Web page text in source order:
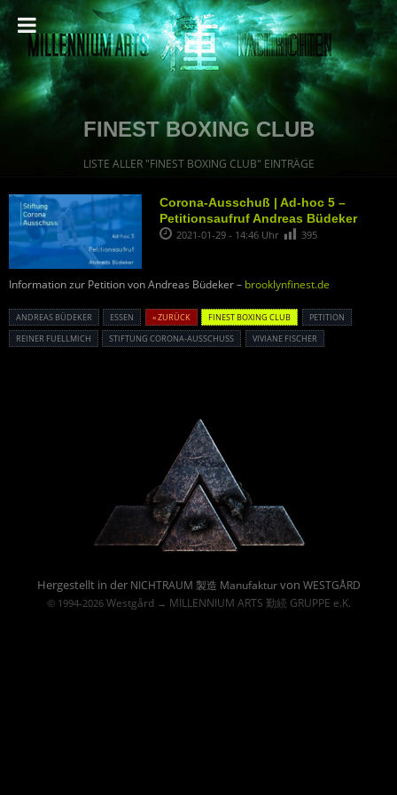
FINEST BOXING CLUB
LISTE ALLER "FINEST BOXING CLUB" EINTRÄGE
Corona-Ausschuß | Ad-hoc 5 –
Petitionsaufruf Andreas Büdeker
2021-01-29 - 14:46 Uhr 395
Information zur Petition von Andreas Büdeker – brooklynfinest.de
ANDREAS BÜDEKER ESSEN « ZURÜCK FINEST BOXING CLUB
PETITION
REINER FUELLMICH
STIFTUNG CORONA-AUSSCHUSS VIVIANE FISCHER
Hergestellt in der NICHTRAUM 製造 Manufakturvon WESTGÅRD
© 1994-2026 Westgård→ MILLENNIUM ARTS 勤続 GRUPPE e.K.
Powered By :